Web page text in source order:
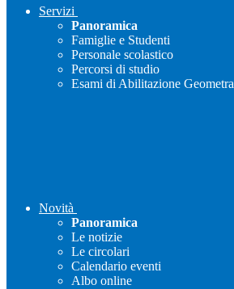
Servizi
Panoramica
Famiglie e Studenti
Personale scolastico
Percorsi di studio
Esami di Abilitazione Geometra
Novità
Panoramica
Le notizie
Le circolari
Calendario eventi
Albo online